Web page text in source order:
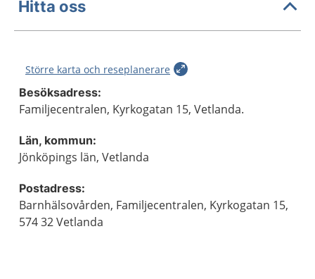
Hitta oss
Större karta och reseplanerare
Besöksadress:
Familjecentralen, Kyrkogatan 15, Vetlanda.
Län, kommun:
Jönköpings län, Vetlanda
Postadress:
Barnhälsovården, Familjecentralen, Kyrkogatan 15,
574 32 Vetlanda